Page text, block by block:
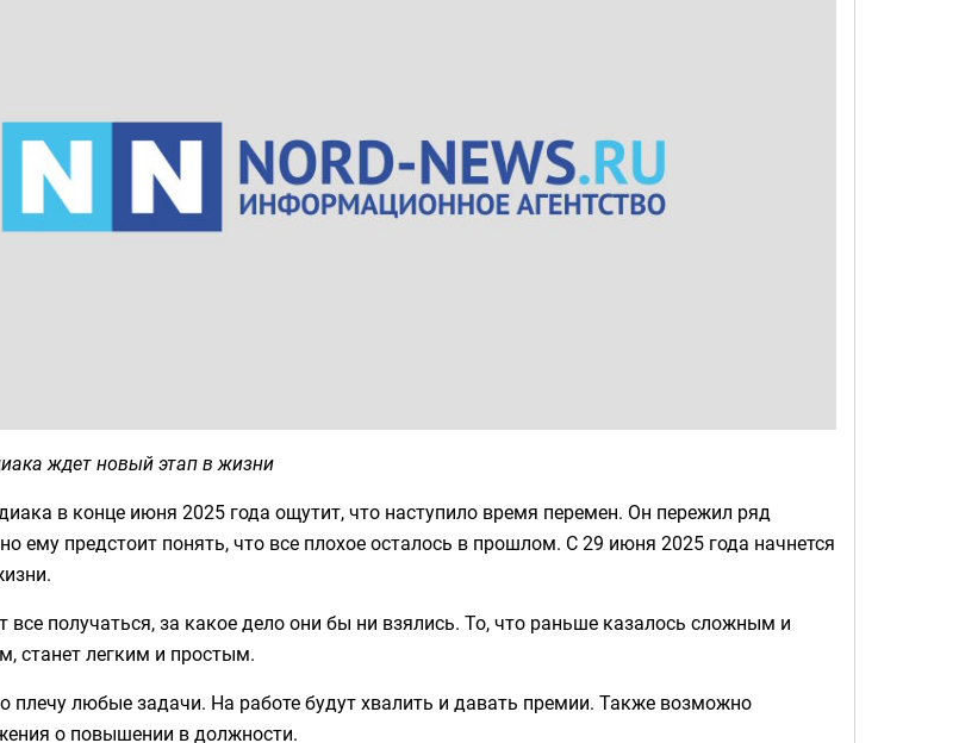
ждет новый этап в жизни
в конце июня 2025 года ощутит, что наступило время перемен. Он пережил ряд
ему предстоит понять, что все плохое осталось в прошлом. С 29 июня 2025 года начнется
все получаться, за какое дело они бы ни взялись. То, что раньше казалось сложным и
станет легким и простым.
плечу любые задачи. На работе будут хвалить и давать премии. Также возможно
о повышении в должности.